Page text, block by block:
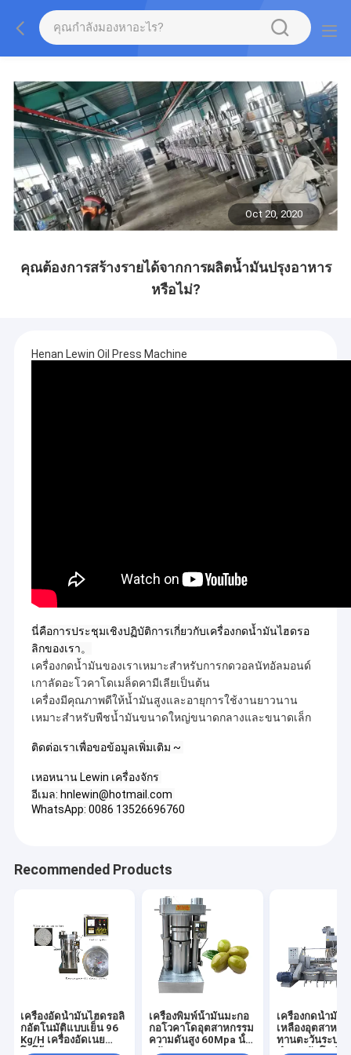
Oct 20, 2020
คุณต้องการสร้างรายได้จากการผลิตน้ำมันปรุงอาหาร
หรือไม่?
Henan Lewin Oil Press Machine
นี่คือการประชุมเชิงปฏิบัติการเกี่ยวกับเครื่องกดน้ำมันไฮดรอ
ลิกของเรา。
เครื่องกดน้ำมันของเราเหมาะสำหรับการกดวอลนัทอัลมอนด์
เกาลัดอะโวคาโดเมล็ดคามีเลียเป็นต้น
เครื่องมีคุณภาพดีให้น้ำมันสูงและอายุการใช้งานยาวนาน
เหมาะสำหรับพืชน้ำมันขนาดใหญ่ขนาดกลางและขนาดเล็ก
ติดต่อเราเพื่อขอข้อมูลเพิ่มเติม ~
เหอหนาน Lewin เครื่องจักร
อีเมล: hnlewin@hotmail.com
WhatsApp: 0086 13526696760
Recommended Products
เครื่องอัดน้ำมันไฮดรอลิ
กอัตโนมัติแบบเย็น 96
Kg/H เครื่องอัดเนย
โกโก้ 60 MPa
เครื่องพิมพ์น้ํามันมะกอ
กอโวคาโดอุตสาหกรรม
ความดันสูง 60Mpa น้ํา
หนัก 1600 kg
เครื่องกดน้ำมัน
เหลืองอุตสาหก
ทานตะวันระบบ
ทำงานอัตโนมัติ